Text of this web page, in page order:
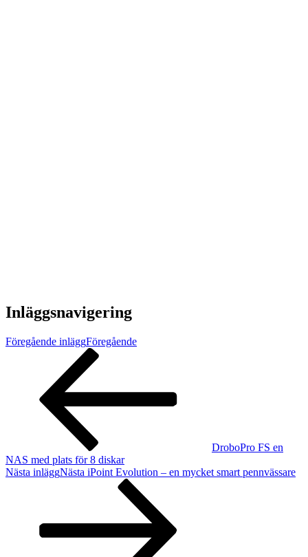
Inläggsnavigering
Föregående inläggFöregående
DroboPro FS en
NAS med plats för 8 diskar
Nästa inläggNästa iPoint Evolution – en mycket smart pennvässare